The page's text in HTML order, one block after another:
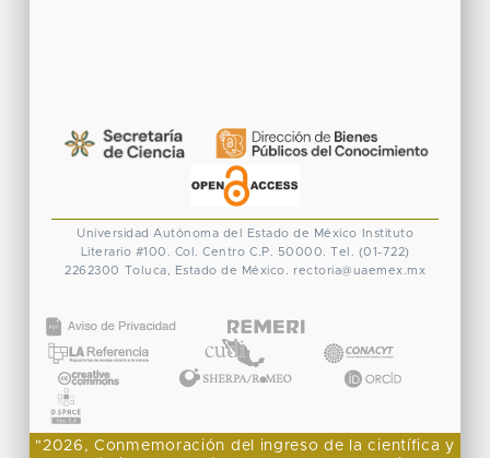
Universidad Autónoma del Estado de México
Instituto
Literario #100. Col. Centro C.P. 50000. Tel. (01-722)
2262300 Toluca, Estado de México. rectoria@uaemex.mx
"2026, Conmemoración del ingreso de la científica y